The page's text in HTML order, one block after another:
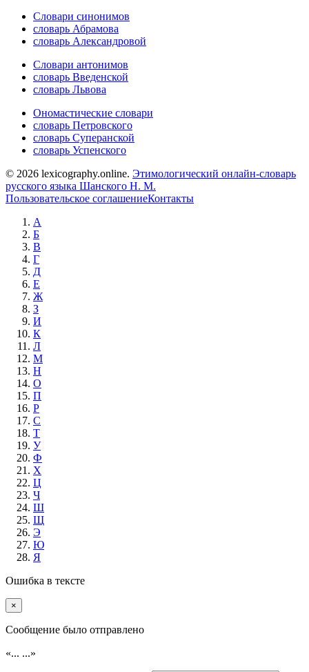
Словари синонимов
словарь Абрамова
словарь Александровой
Словари антонимов
словарь Введенской
словарь Львова
Ономастические словари
словарь Петровского
словарь Суперанской
словарь Успенского
© 2026 lexicography.online. Этимологический онлайн-словарь
русского языка Шанского Н. М.
Пользовательское соглашениеКонтакты
А
Б
В
Г
Д
Е
Ж
З
И
К
Л
М
Н
О
П
Р
С
Т
У
Ф
Х
Ц
Ч
Ш
Щ
Э
Ю
Я
Ошибка в тексте
×
Cообщение было отправлено
«... ...»